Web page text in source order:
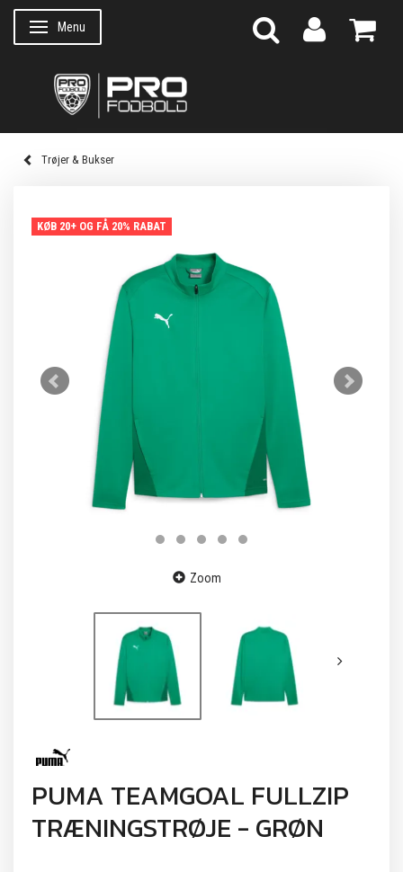
Skifte navigation
Menu
Trøjer & Bukser
KØB 20+ OG FÅ 20% RABAT
Zoom
PUMA TEAMGOAL FULLZIP
TRÆNINGSTRØJE - GRØN